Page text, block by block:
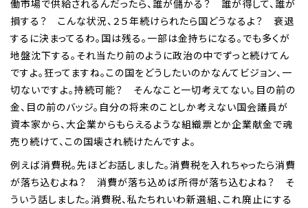
働市場で供給されるんだったら、誰が儲かる？ 誰が得して、誰が
損する？ こんな状況、２５年続けられたら国どうなるよ？ 衰退
するに決まってるわ。国は残る。一部は金持ちになる。でも多くが
地盤沈下する。それ当たり前のように政治の中でずっと続けてん
ですよ。狂ってますね。この国をどうしたいのかなんてビジョン、一
切ないですよ。持続可能？ そんなこと一切考えてない。目の前の
金、目の前のバッジ。自分の将来のことしか考えない国会議員が
資本家から、大企業からもらえるような組織票とか企業献金で魂
売り続けて、この国壊され続けたんですよ。
例えば消費税。先ほどお話しました。消費税を入れちゃったら消費
が落ち込むよね？ 消費が落ち込めば所得が落ち込むよね？ そ
ういう話しました。消費税、私たちれいわ新選組、これ廃止にする